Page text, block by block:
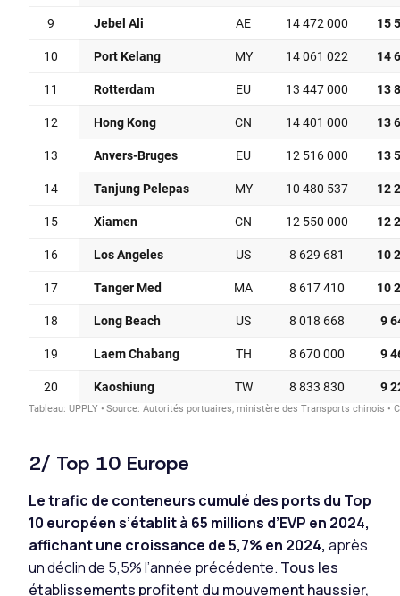
2/ Top 10 Europe
Le trafic de conteneurs cumulé des ports du Top
10 européen s’établit à 65 millions d’EVP en 2024,
affichant une croissance de 5,7% en 2024, après
un déclin de 5,5% l’année précédente. Tous les
établissements profitent du mouvement haussier,